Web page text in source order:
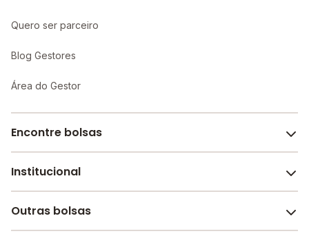
Quero ser parceiro
Blog Gestores
Área do Gestor
Encontre bolsas
Melhores escolas de São Paulo
Escolas por cidade e bairro
Institucional
Sobre o Melhor Escola
Outras bolsas